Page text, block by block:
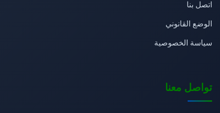
اتصل بنا
الوضع القانوني
سياسة الخصوصية
تواصل معنا